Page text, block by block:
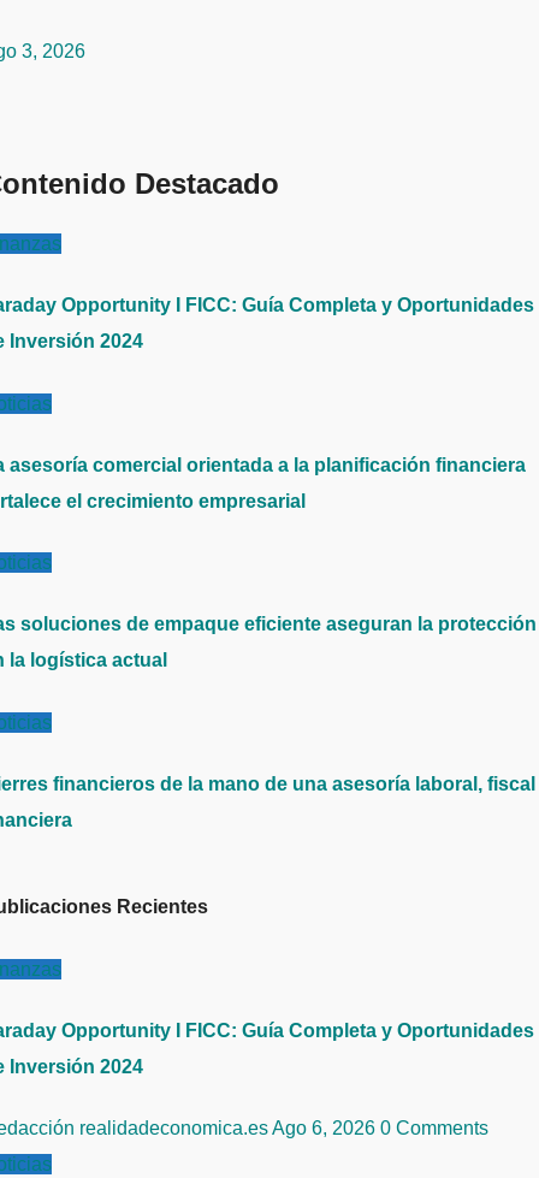
3, 2026
Destacado
Opportunity I FICC: Guía Completa y Oportunidades
Inversión 2024
asesoría comercial orientada a la planificación financiera
el crecimiento empresarial
soluciones de empaque eficiente aseguran la protección
la logística actual
financieros de la mano de una asesoría laboral, fiscal
Recientes
Opportunity I FICC: Guía Completa y Oportunidades
Inversión 2024
realidadeconomica.esAgo 6, 2026 0 Comments